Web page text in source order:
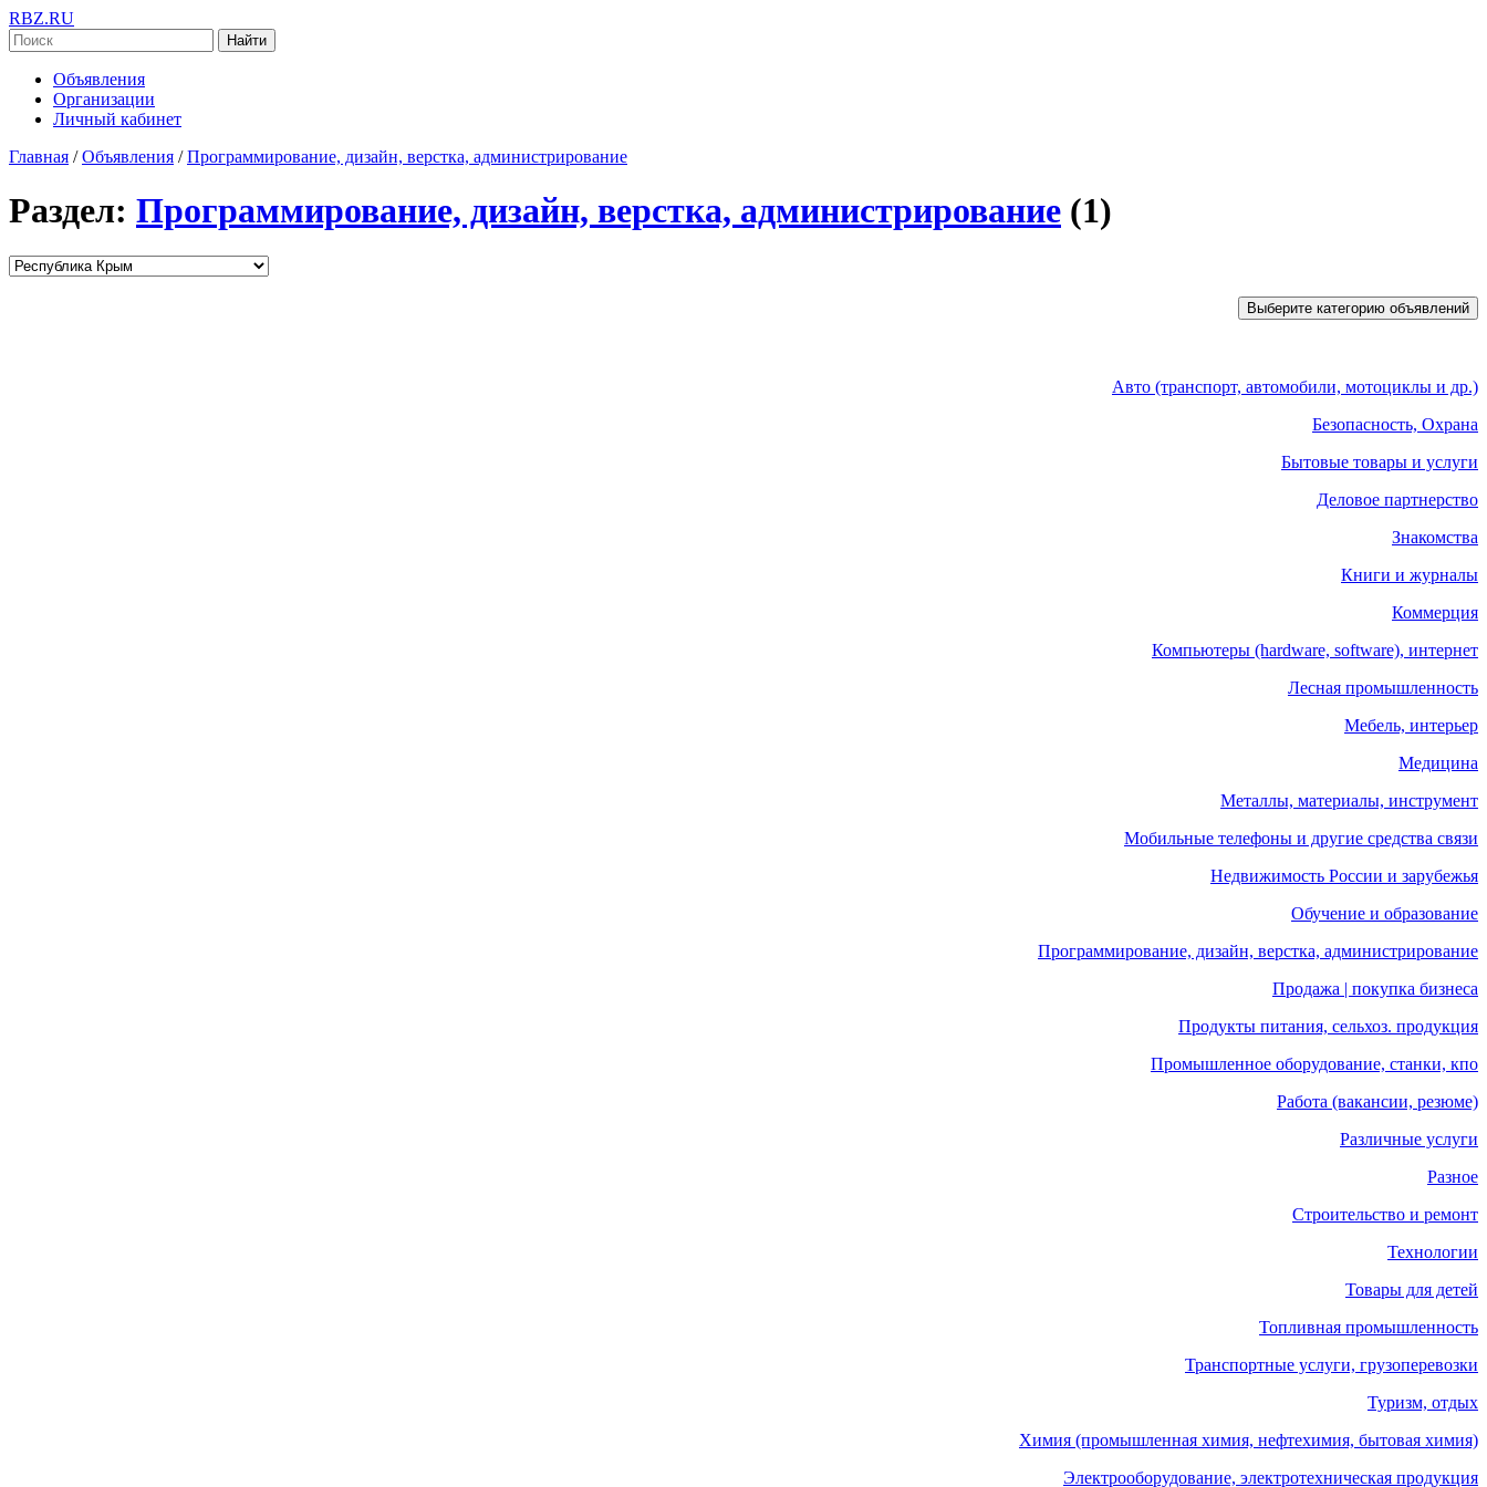
RBZ.RU
Найти
Объявления
Организации
Личный кабинет
Главная / Объявления / Программирование, дизайн, верстка, администрирование
Раздел: Программирование, дизайн, верстка, администрирование (1)
Выберите категорию объявлений
Авто (транспорт, автомобили, мотоциклы и др.)
Безопасность, Охрана
Бытовые товары и услуги
Деловое партнерство
Знакомства
Книги и журналы
Коммерция
Компьютеры (hardware, software), интернет
Лесная промышленность
Мебель, интерьер
Медицина
Металлы, материалы, инструмент
Мобильные телефоны и другие средства связи
Недвижимость России и зарубежья
Обучение и образование
Программирование, дизайн, верстка, администрирование
Продажа | покупка бизнеса
Продукты питания, сельхоз. продукция
Промышленное оборудование, станки, кпо
Работа (вакансии, резюме)
Различные услуги
Разное
Строительство и ремонт
Технологии
Товары для детей
Топливная промышленность
Транспортные услуги, грузоперевозки
Туризм, отдых
Химия (промышленная химия, нефтехимия, бытовая химия)
Электрооборудование, электротехническая продукция